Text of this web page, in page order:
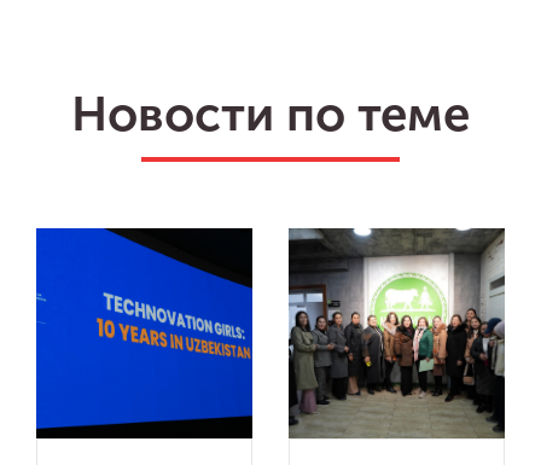
Новости по теме